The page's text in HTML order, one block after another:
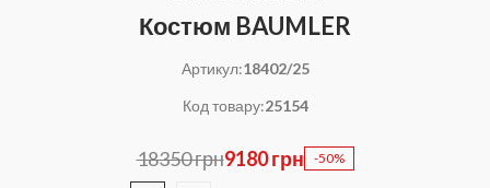
Костюм BAUMLER
Артикул:18402/25
Код товару:25154
18350 грн9180 грн -50%